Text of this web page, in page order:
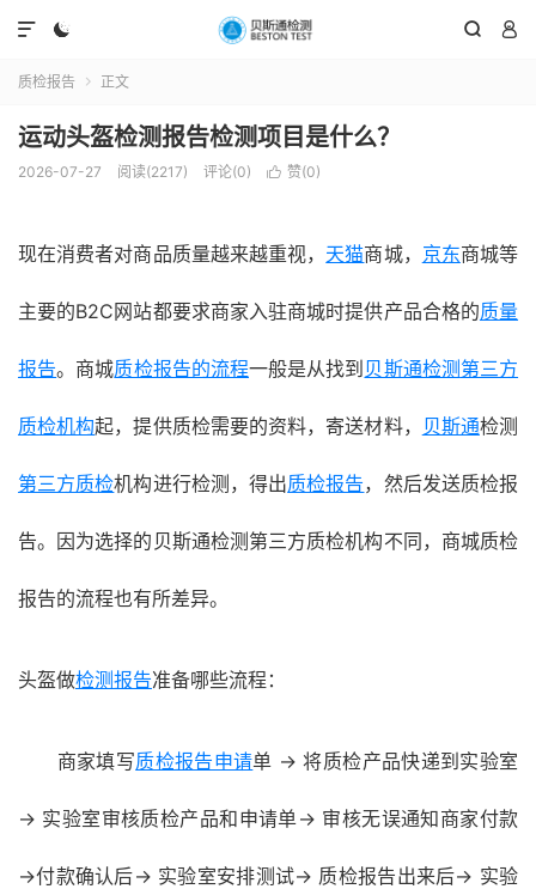
  

质检报告  正文
运动头盔检测报告检测项目是什么？
2026-07-27 阅读(2217) 评论(0)  赞(0)
现在消费者对商品质量越来越重视， 天猫商城， 京东商城等
主要的B2C网站都要求商家入驻商城时提供产品合格的质量
报告。商城质检报告的流程一般是从找到 贝斯通检测 第三方
质检机构起，提供质检需要的资料，寄送材料， 贝斯通检测
第三方质检机构进行检测，得出质检报告，然后发送质检报
告。因为选择的贝斯通检测第三方质检机构不同，商城质检
报告的流程也有所差异。
头盔做检测报告准备哪些流程：
商家填写质检报告申请单 → 将质检产品快递到实验室
→ 实验室审核质检产品和申请单→ 审核无误通知商家付款
→付款确认后→ 实验室安排测试→ 质检报告出来后→ 实验